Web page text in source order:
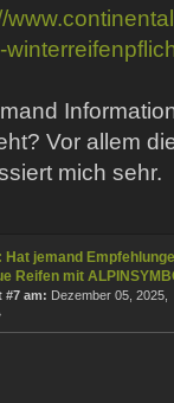
Vor allem
mich sehr.
Hat jemand
Reifen mit
#7 am: Dezember 05, 2025,